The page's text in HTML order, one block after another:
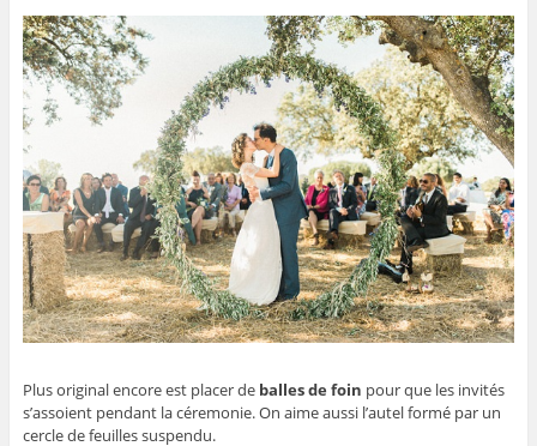
Plus original encore est placer de balles de foin pour que les invités
s’assoient pendant la céremonie. On aime aussi l’autel formé par un
cercle de feuilles suspendu.